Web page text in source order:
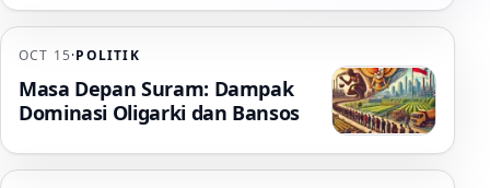
OCT 15·POLITIK
Masa Depan Suram: Dampak
Dominasi Oligarki dan Bansos